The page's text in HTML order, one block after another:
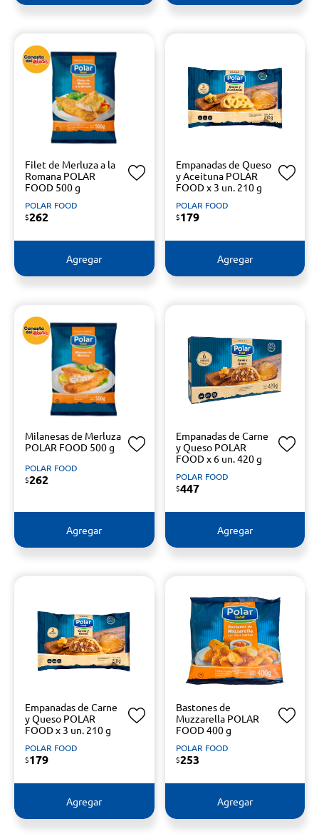
Filet de Merluza a la
Romana POLAR
FOOD 500 g
POLAR FOOD
$262
Agregar
Empanadas de Queso
y Aceituna POLAR
FOOD x 3 un. 210 g
POLAR FOOD
$179
Agregar
Milanesas de Merluza
POLAR FOOD 500 g
POLAR FOOD
$262
Agregar
Empanadas de Carne
y Queso POLAR
FOOD x 6 un. 420 g
POLAR FOOD
$447
Agregar
Empanadas de Carne
y Queso POLAR
FOOD x 3 un. 210 g
POLAR FOOD
$179
Agregar
Bastones de
Muzzarella POLAR
FOOD 400 g
POLAR FOOD
$253
Agregar